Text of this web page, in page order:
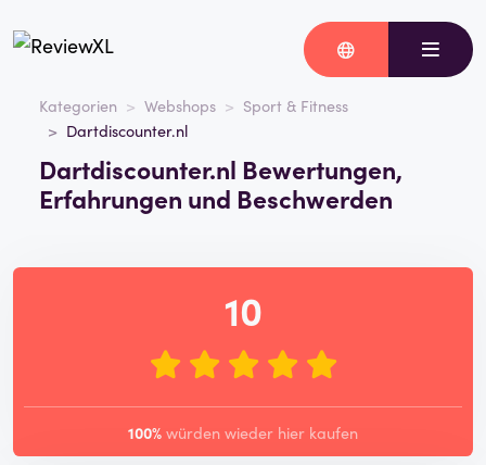
Kategorien Webshops
Sport & Fitness
Dartdiscounter.nl
Dartdiscounter.nl Bewertungen,
Erfahrungen und Beschwerden
10
100% würden wieder hier kaufen